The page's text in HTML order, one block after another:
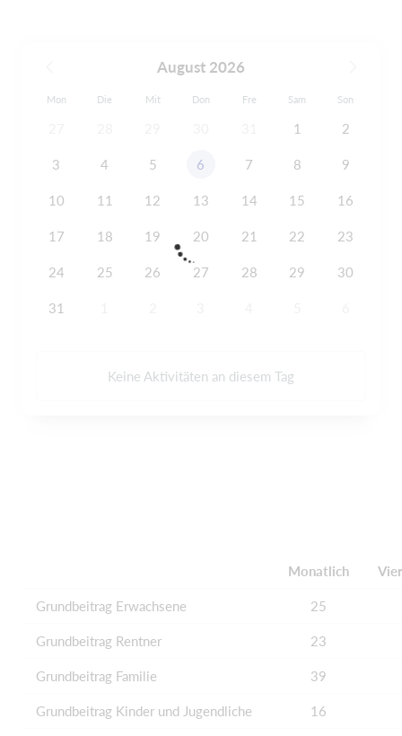
August 2026
Mon Die Mit Don Fre Sam Son
1 2
3 4 5 6 7 8 9
10 11 12 13 14 15 16
17 18 19 20 21 22 23
24 25 26 27 28 29 30
31
Keine Aktivitäten an diesem Tag
Monatlich
Grundbeitrag Erwachsene 25
Grundbeitrag Rentner 23
Grundbeitrag Familie 39
Grundbeitrag Kinder und Jugendliche 16